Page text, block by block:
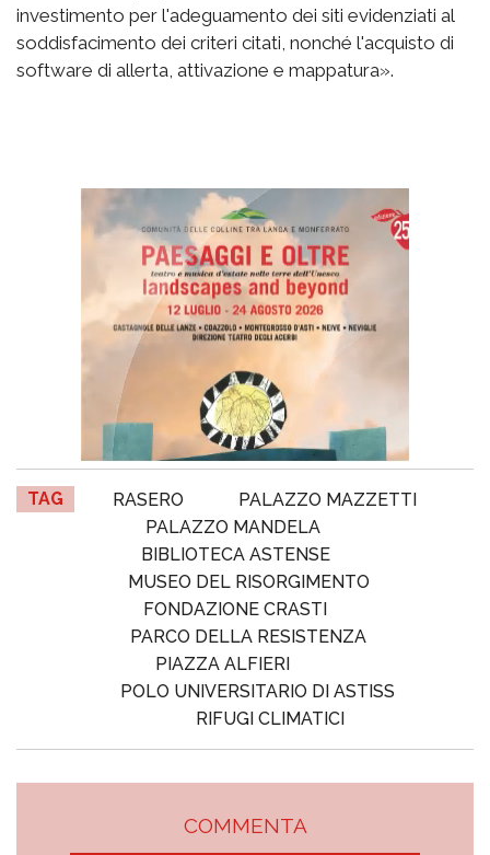
investimento per l'adeguamento dei siti evidenziati al
soddisfacimento dei criteri citati, nonché l'acquisto di
software di allerta, attivazione e mappatura».
TAG RASERO
PALAZZO MAZZETTI
PALAZZO MANDELA
BIBLIOTECA ASTENSE
MUSEO DEL RISORGIMENTO
FONDAZIONE CRASTI
PARCO DELLA RESISTENZA
PIAZZA ALFIERI
POLO UNIVERSITARIO DI ASTISS
RIFUGI CLIMATICI
COMMENTA